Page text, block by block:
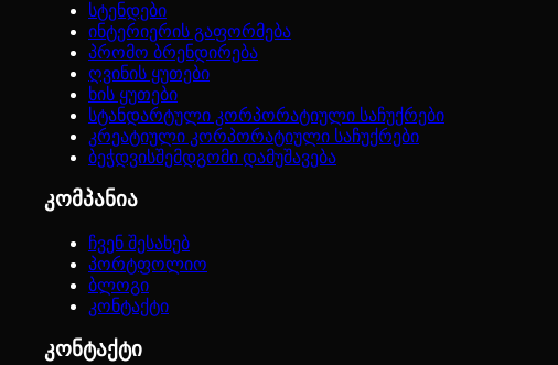
სტენდები
ინტერიერის გაფორმება
პრომო ბრენდირება
ღვინის ყუთები
ხის ყუთები
სტანდარტული კორპორატიული საჩუქრები
კრეატიული კორპორატიული საჩუქრები
ბეჭდვისშემდგომი დამუშავება
კომპანია
ჩვენ შესახებ
პორტფოლიო
ბლოგი
კონტაქტი
კონტაქტი